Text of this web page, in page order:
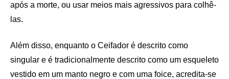
após a morte, ou usar meios mais agressivos para colhê-
las.
Além disso, enquanto o Ceifador é descrito como
singular e é tradicionalmente descrito como um esqueleto
vestido em um manto negro e com uma foice, acredita-se